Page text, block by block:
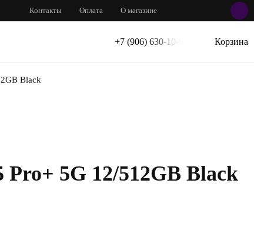
Контакты Оплата О магазине
+7 (906) 630-10-91 Корзина
Black
5G 12/512GB Black